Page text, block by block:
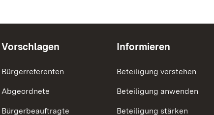
Vorschlagen
Bürgerreferenten
Abgeordnete
Bürgerbeauftragte
Informieren
Beteiligung verstehen
Beteiligung anwenden
Beteiligung stärken